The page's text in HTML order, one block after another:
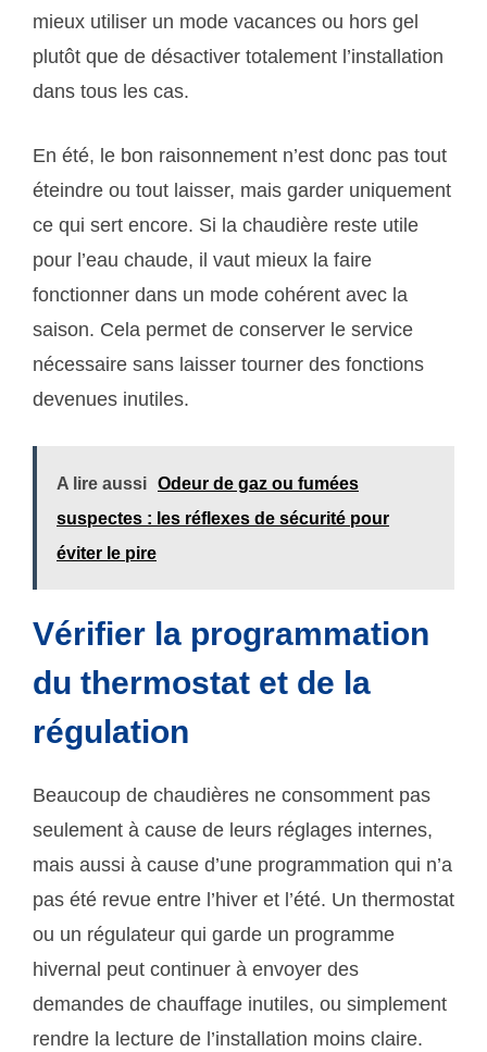
mieux utiliser un mode vacances ou hors gel
plutôt que de désactiver totalement l’installation
dans tous les cas.
En été, le bon raisonnement n’est donc pas tout
éteindre ou tout laisser, mais garder uniquement
ce qui sert encore. Si la chaudière reste utile
pour l’eau chaude, il vaut mieux la faire
fonctionner dans un mode cohérent avec la
saison. Cela permet de conserver le service
nécessaire sans laisser tourner des fonctions
devenues inutiles.
A lire aussi Odeur de gaz ou fumées
suspectes : les réflexes de sécurité pour
éviter le pire
Vérifier la programmation
du thermostat et de la
régulation
Beaucoup de chaudières ne consomment pas
seulement à cause de leurs réglages internes,
mais aussi à cause d’une programmation qui n’a
pas été revue entre l’hiver et l’été. Un thermostat
ou un régulateur qui garde un programme
hivernal peut continuer à envoyer des
demandes de chauffage inutiles, ou simplement
rendre la lecture de l’installation moins claire.